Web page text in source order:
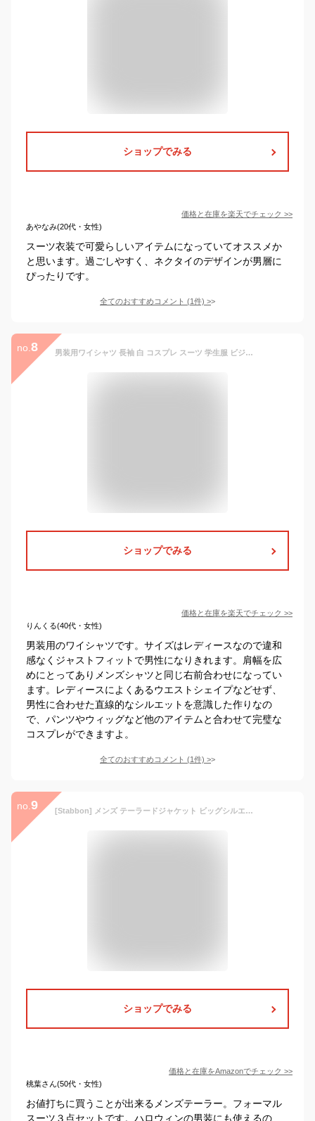
ショップでみる
価格と在庫を楽天でチェック >>
あやなみ(20代・女性)
スーツ衣装で可愛らしいアイテムになっていてオススメか
と思います。過ごしやすく、ネクタイのデザインが男層に
ぴったりです。
全てのおすすめコメント (1件) >
no. 8 男装用ワイシャツ 長袖 白 コスプレ スーツ 学生服 ビジネス 白シャツ 無地 レディース おしゃれ 制服 スーツ
ショップでみる
価格と在庫を楽天でチェック >>
りんくる(40代・女性)
男装用のワイシャツです。サイズはレディースなので違和
感なくジャストフィットで男性になりきれます。肩幅を広
めにとってありメンズシャツと同じ右前合わせになってい
ます。レディースによくあるウエストシェイプなどせず、
男性に合わせた直線的なシルエットを意識した作りなの
で、パンツやウィッグなど他のアイテムと合わせて完璧な
コスプレができますよ。
全てのおすすめコメント (1件) >
no. 9 [Stabbon] メンズ テーラードジャケット ビッグシルエット 柄 薄手 フォーマル スーツ 3点セットビジネススーツ シングル メンズスーツ 紳士服 スーツ メンズ 春 夏 細身 結婚式 オシャレ 1ボタン スリム スーツ シングル メンズ 男性 背広 就職 大きいサイズ (3XL,ネイビー)
ショップでみる
価格と在庫をAmazonでチェック >>
桃葉さん(50代・女性)
お値打ちに買うことが出来るメンズテーラー。フォーマル
スーツ３点セットです。ハロウィンの男装にも使えるの